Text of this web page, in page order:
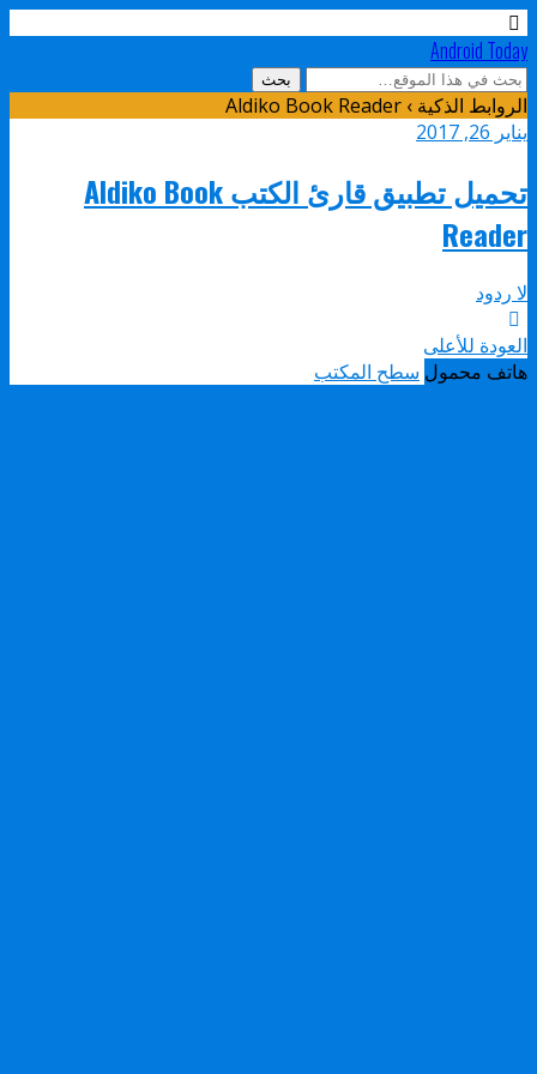
Android Today
الروابط الذكية › Aldiko Book Reader
يناير 26, 2017
تحميل تطبيق قارئ الكتب Aldiko Book
Reader
لا ردود
العودة للأعلى
هاتف محمول سطح المكتب